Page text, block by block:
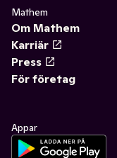
Mathem
Om Mathem
Karriär
Press
För företag
Appar